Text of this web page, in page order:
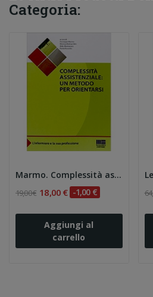
Categoria:
Marmo. Complessità assistenziale. Un metodo per...
19,00 € 18,00 € -1,00 €
Aggiungi al
carrello